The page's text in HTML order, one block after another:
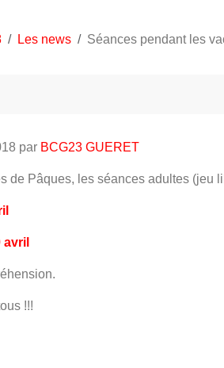
Les news Séances pendant les
par BCG23 GUERET
de Pâques, les séances adultes (jeu
avril
!!!